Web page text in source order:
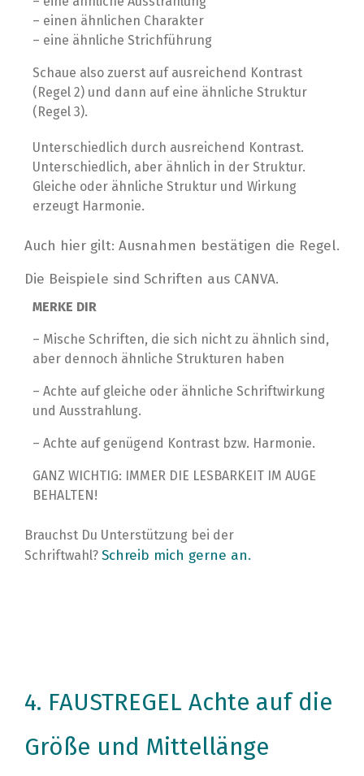
– einen ähnlichen Charakter
– eine ähnliche Strichführung
Schaue also zuerst auf ausreichend Kontrast
(Regel 2) und dann auf eine ähnliche Struktur
(Regel 3).
Unterschiedlich durch ausreichend Kontrast.
Unterschiedlich, aber ähnlich in der Struktur.
Gleiche oder ähnliche Struktur und Wirkung
erzeugt Harmonie.
Auch hier gilt: Ausnahmen bestätigen die Regel.
Die Beispiele sind Schriften aus CANVA.
MERKE DIR
– Mische Schriften, die sich nicht zu ähnlich sind,
aber dennoch ähnliche Strukturen haben
– Achte auf gleiche oder ähnliche Schriftwirkung
und Ausstrahlung.
– Achte auf genügend Kontrast bzw. Harmonie.
GANZ WICHTIG: IMMER DIE LESBARKEIT IM AUGE
BEHALTEN!
Brauchst Du Unterstützung bei der
Schriftwahl? Schreib mich gerne an.
4. FAUSTREGEL Achte auf die
Größe und Mittellänge